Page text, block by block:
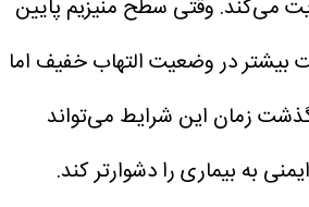
می‌کند. وقتی سطح منیزیم پایین
در وضعیت التهاب خفیف اما
گذشت زمان این شرایط می‌تواند
به بیماری را دشوارتر کند.